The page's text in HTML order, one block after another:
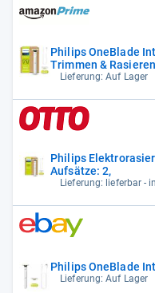
Philips OneBlade
Trimmen &
Lieferung: Auf Lager
Philips
Aufsätze: 2,
Lieferung: lieferbar -
Philips OneBlade
Lieferung: Auf Lager